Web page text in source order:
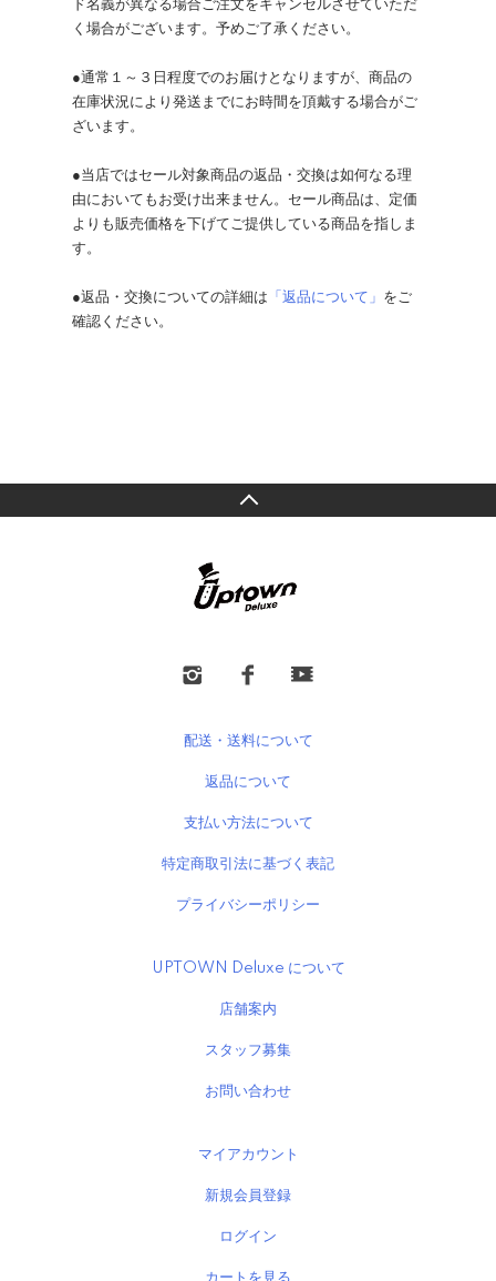
ド名義が異なる場合ご注文をキャンセルさせていただ
く場合がございます。予めご了承ください。
●通常１～３日程度でのお届けとなりますが、商品の
在庫状況により発送までにお時間を頂戴する場合がご
ざいます。
●当店ではセール対象商品の返品・交換は如何なる理
由においてもお受け出来ません。セール商品は、定価
よりも販売価格を下げてご提供している商品を指しま
す。
●返品・交換についての詳細は 「返品について」 をご
確認ください。
配送・送料について
返品について
支払い方法について
特定商取引法に基づく表記
プライバシーポリシー
UPTOWN Deluxe について
店舗案内
スタッフ募集
お問い合わせ
マイアカウント
新規会員登録
ログイン